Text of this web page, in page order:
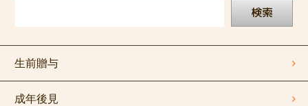
生前贈与
成年後見
検索